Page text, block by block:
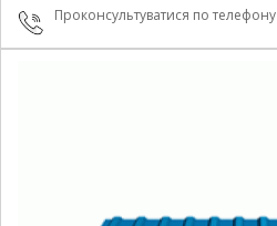
Проконсультуватися по телефону